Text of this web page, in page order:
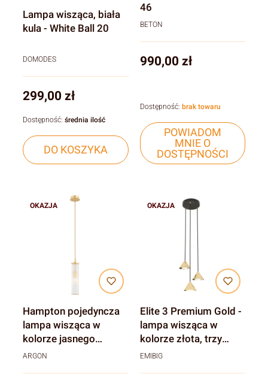
Lampa wisząca, biała
kula - White Ball 20
DOMODES
Cena
299,00 zł
DO KOSZYKA
Dostępność: średnia ilość
46
BETON
Cena
990,00 zł
POWIADOM
MNIE O
DOSTĘPNOŚCI
Dostępność: brak towaru
OKAZJA
Hampton pojedyncza
lampa wisząca w
kolorze jasnego
mosiądzu
ARGON
OKAZJA
Elite 3 Premium Gold -
lampa wisząca w
kolorze złota, trzy
klosze
EMIBIG